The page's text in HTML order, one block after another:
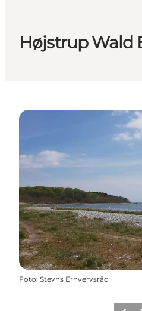
Højstrup Wald
Foto: Stevns Erhvervsråd